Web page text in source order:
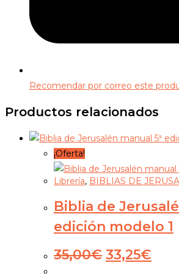
Recomendar por correo este
Productos relacionados
¡Oferta!
Librería, BIBLIAS DE
Biblia de
edición modelo 1
35,00€ El
precio
33,25€